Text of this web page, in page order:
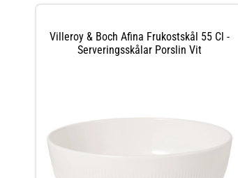
Villeroy & Boch Afina Frukostskål 55 Cl -
Serveringsskålar Porslin Vit